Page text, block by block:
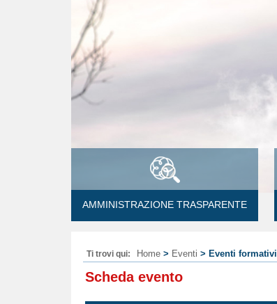
AMMINISTRAZIONE TRASPARENTE
Ti trovi qui: Home > Eventi > Eventi formativi
Scheda evento